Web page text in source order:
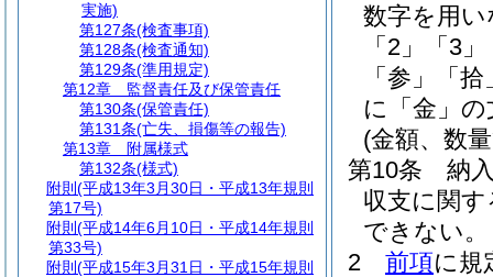
数字を用
「2」「3
「参」「
に「金」
(金額、数
第10条
納
収支に関
できない。
2
前項に規
実施)
第127条(検査事項)
第128条(検査通知)
第129条(準用規定)
第12章
監督責任及び保管責任
第130条(保管責任)
第131条(亡失、損傷等の報告)
第13章
附属様式
第132条(様式)
附則 (平成13年3月30日・平成13年規則
第17号)
附則 (平成14年6月10日・平成14年規則
第33号)
附則 (平成15年3月31日・平成15年規則